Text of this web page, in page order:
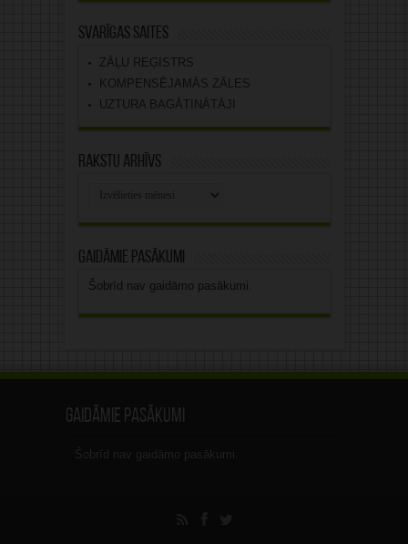
Svarīgas saites
ZĀĻU REĢISTRS
KOMPENSĒJAMĀS ZĀLES
UZTURA BAGĀTINĀTĀJI
Rakstu arhīvs
Gaidāmie pasākumi
Šobrīd nav gaidāmo pasākumi.
Gaidāmie pasākumi
Šobrīd nav gaidāmo pasākumi.